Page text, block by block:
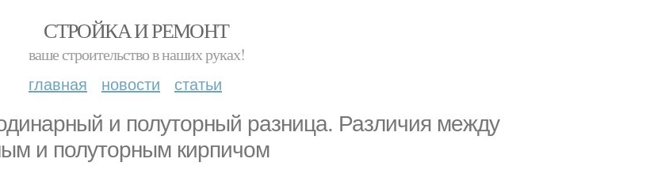
СТРОЙКА И РЕМОНТ
ваше строительство в наших руках!
главная новости статьи
и полуторный разница. Различия между
и полуторным кирпичом